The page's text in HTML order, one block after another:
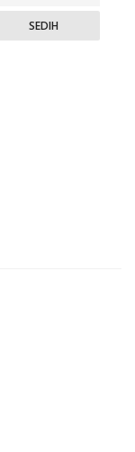
SEDIH